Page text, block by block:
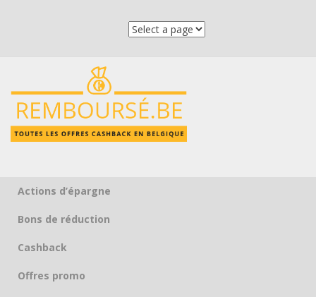
Skip to content
Actions d’épargne
Bons de réduction
Cashback
Offres promo